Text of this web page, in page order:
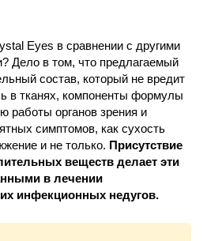
Eyes в сравнении с другими
Дело в том, что предлагаемый
состав, который не вредит
в тканях, компоненты формулы
работы органов зрения и
симптомов, как сухость
и не только. Присутствие
веществ делает эти
в лечении
инфекционных недугов.